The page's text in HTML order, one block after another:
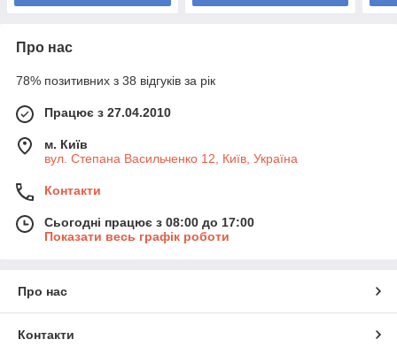
Про нас
78% позитивних з 38 відгуків за рік
Працює з 27.04.2010
м. Київ
вул. Степана Васильченко 12, Київ, Україна
Контакти
Сьогодні працює з 08:00 до 17:00
Показати весь графік роботи
Про нас
Контакти